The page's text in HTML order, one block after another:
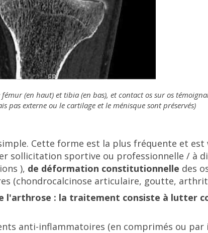
(en haut) et tibia (en bas), et contact os sur os
pas externe ou le cartilage et le ménisque sont préservés)
Cette forme est la plus fréquente et
sollicitation sportive ou professionnelle / à
), de déformation constitutionnelle des
(chondrocalcinose articulaire, goutte,
l'arthrose : la traitement consiste à lutter
anti-inflammatoires (en comprimés ou